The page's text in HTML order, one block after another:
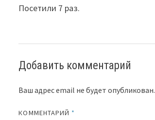
Посетили 7 раз.
Добавить комментарий
Ваш адрес email не будет опубликован.
КОММЕНТАРИЙ *